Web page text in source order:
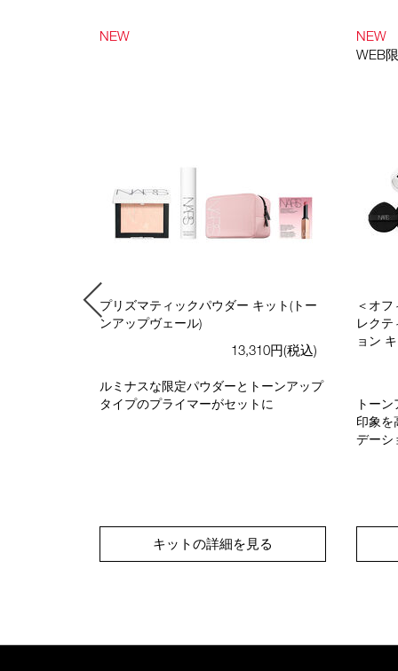
NEW
プリズマティックパウダー キット(トー
ンアップヴェール)
13,310円(税込)
ルミナスな限定パウダーとトーンアップ
タイプのプライマーがセットに
キットの詳細を見る
NEW
WEB
＜オ
レク
ョン
トー
印象を
デーシ